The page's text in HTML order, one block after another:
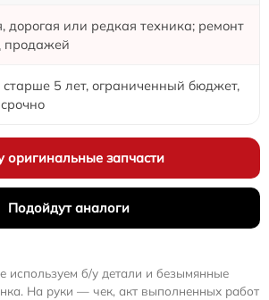
дорогая или редкая техника; ремонт
продажей
старше 5 лет, ограниченный бюджет,
оригинальные запчасти
Подойдут аналоги
используем б/у детали и безымянные
На руки — чек, акт выполненных работ